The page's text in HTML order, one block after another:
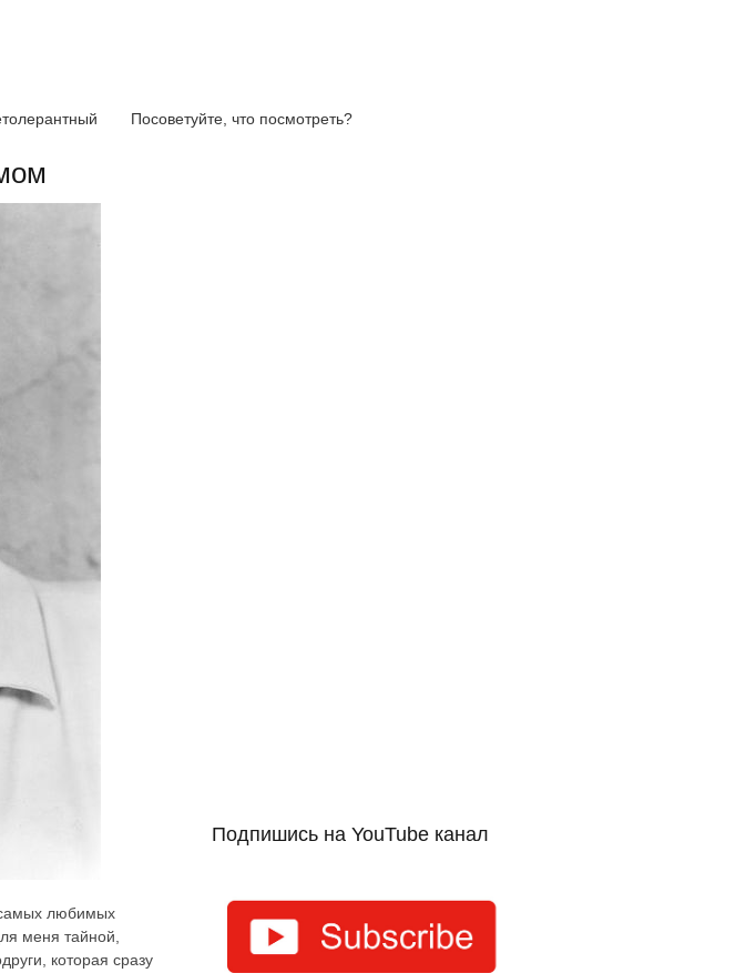
Посоветуйте, что посмотреть?
самых любимых
меня тайной,
которая сразу
Подпишись на YouTube канал